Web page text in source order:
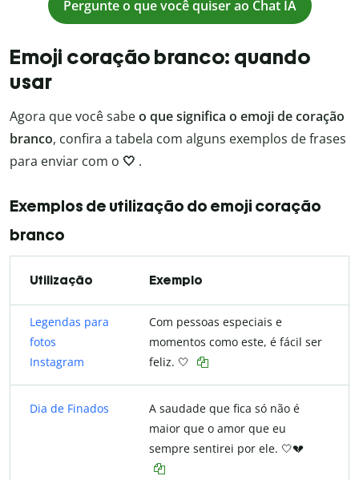
Pergunte o que você quiser ao Chat IA
Emoji coração branco: quando
usar
Agora que você sabeo que significa o emoji de coração
branco, confira a tabela com alguns exemplos de frases
para enviar com o 🤍 .
Exemplos de utilização do emoji coração
branco
Utilização Exemplo
Legendas para
fotos
Instagram
Com pessoas especiais e
momentos como este, é fácil ser
feliz. 🤍
Dia de Finados
A saudade que fica só não é
maior que o amor que eu
sempre sentirei por ele. 🤍💔